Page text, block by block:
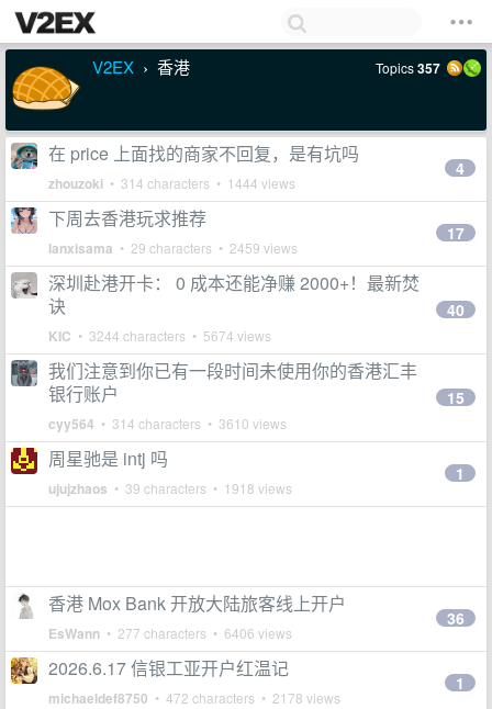
V2EX › 香港 Topics357
在 price 上面找的商家不回复，是有坑吗
zhouzoki • 314 characters • 1444 views
4
下周去香港玩求推荐
lanxisama • 29 characters • 2459 views
17
深圳赴港开卡： 0 成本还能净赚 2000+！最新焚
诀
KIC • 3244 characters • 5674 views
40
我们注意到你已有一段时间未使用你的香港汇丰
银行账户
cyy564 • 314 characters • 3610 views
15
周星驰是 intj 吗
ujujzhaos • 39 characters • 1918 views
1
香港 Mox Bank 开放大陆旅客线上开户
EsWann • 277 characters • 6406 views
36
2026.6.17 信银工亚开户红温记
michaeldef8750 • 472 characters • 2178 views
1